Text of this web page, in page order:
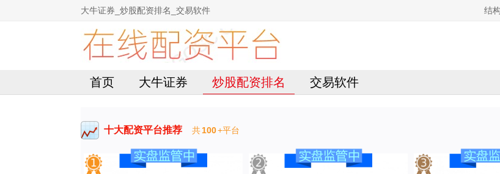
大牛证券_炒股配资排名_交易软件 结
首页 大牛证券 炒股配资排名 交易软件
十大配资平台推荐 共100+平台